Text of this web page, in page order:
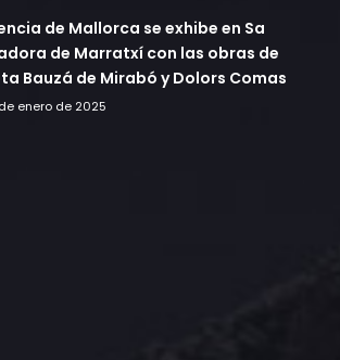
de Mallorca se exhibe en Sa
de Marratxí con las obras de
Bauzá de Mirabó y Dolors Comas
enero de 2025